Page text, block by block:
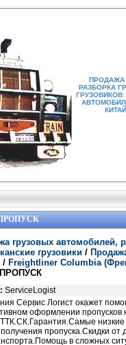
ПРОДАЖА
РАЗБОРКА
грузовых автомобилей,
грузовики /
/ Freightliner Columbia
ServiceLogist
Сервис Логист окажет
оформлении пропусков
пропуска.Скидки от
в сложных